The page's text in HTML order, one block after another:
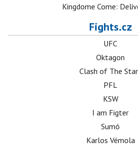
Kingdome Come:
Fights.cz
UFC
Oktagon
Clash of The
PFL
KSW
I am Figter
Sumó
Karlos Vémola